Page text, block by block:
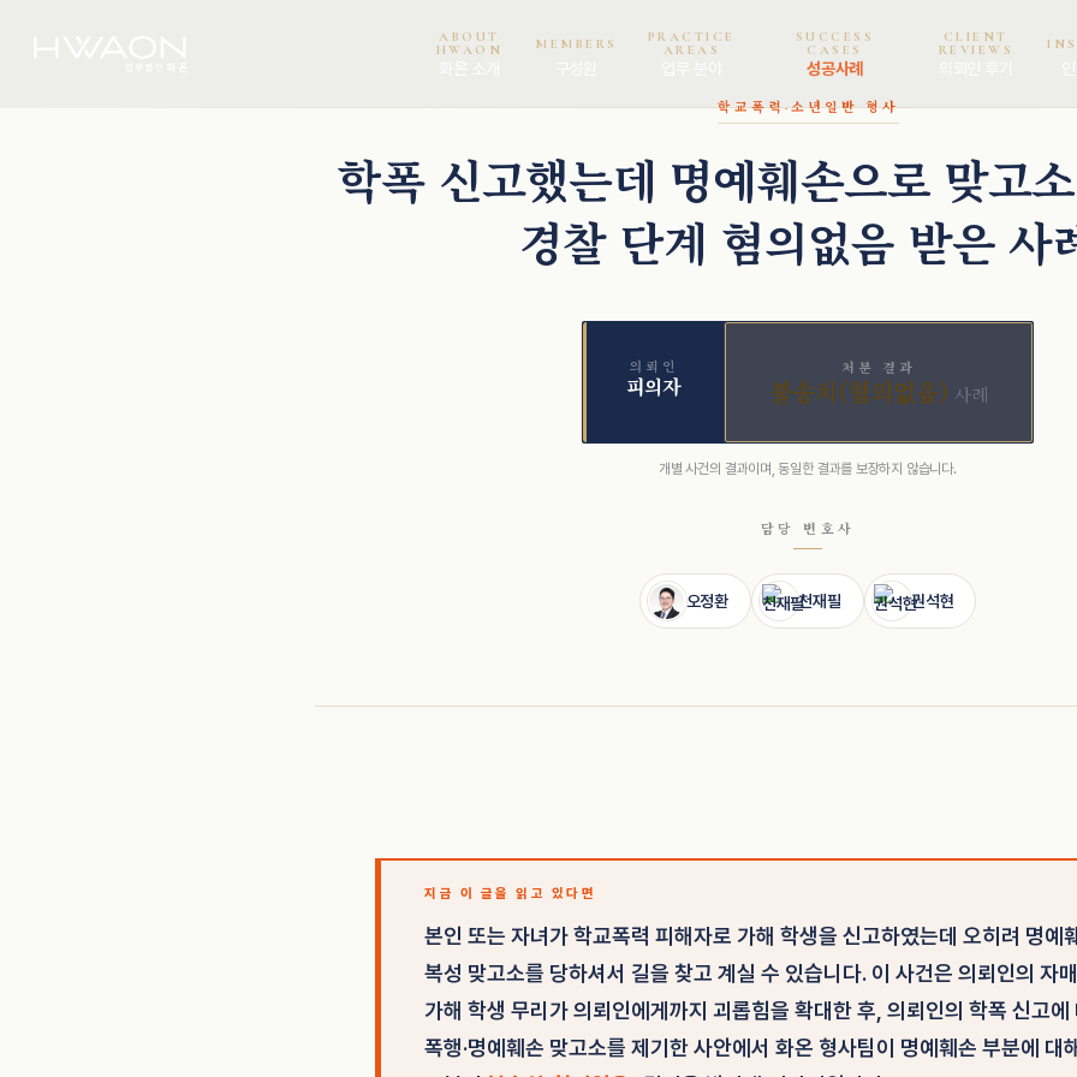
ABOUT
HWAON
MEMBERS
PRACTICE
AREAS
SUCCESS
CASES
성공사례
CLIENT
REVIEWS
학교폭력·소년일반 형사
학폭 신고했는데 명예훼손으로 맞고
경찰 단계 혐의없음 받은 사
의뢰인
피의자
처분 결과
불송치(혐의없음) 사례
개별 사건의 결과이며, 동일한 결과를 보장하지 않습니다.
담당 변호사
오정환 천재필 권석현
지금 이 글을 읽고 있다면
본인 또는 자녀가 학교폭력 피해자로 가해 학생을 신고하였는데 오히려 명예
복성 맞고소를 당하셔서 길을 찾고 계실 수 있습니다. 이 사건은 의뢰인의 자
가해 학생 무리가 의뢰인에게까지 괴롭힘을 확대한 후, 의뢰인의 학폭 신고에
폭행·명예훼손 맞고소를 제기한 사안에서 화온 형사팀이 명예훼손 부분에 대